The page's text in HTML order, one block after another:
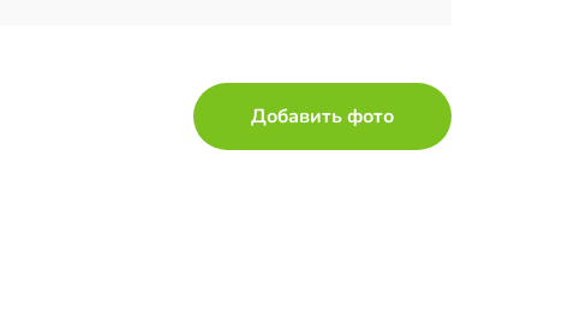
Добавить фото